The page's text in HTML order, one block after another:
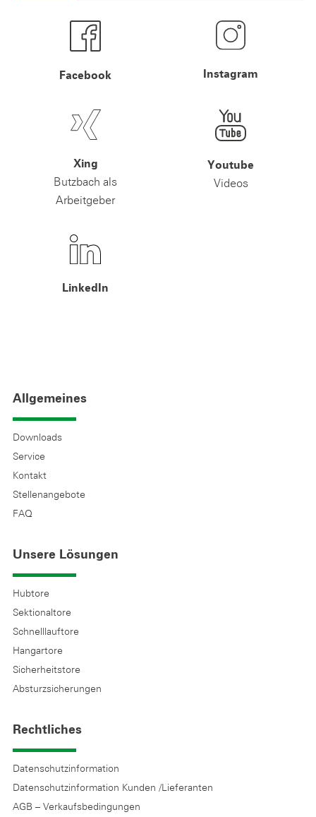
Facebook Instagram
Xing
Butzbach als
Arbeitgeber
Youtube
Videos
LinkedIn
Allgemeines
Downloads
Service
Kontakt
Stellenangebote
FAQ
Unsere Lösungen
Hubtore
Sektionaltore
Schnelllauftore
Hangartore
Sicherheitstore
Absturzsicherungen
Rechtliches
Datenschutzinformation
Datenschutzinformation Kunden /Lieferanten
AGB – Verkaufsbedingungen